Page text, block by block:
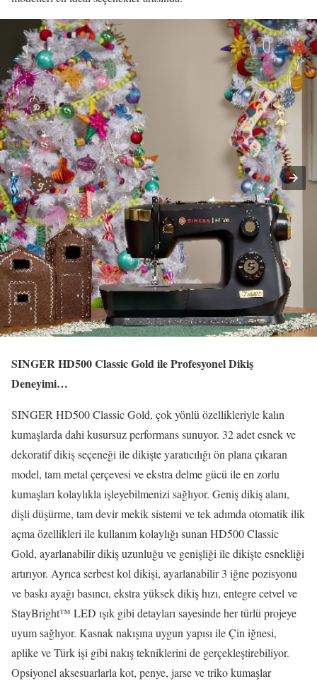
SINGER HD500 Classic Gold ile Profesyonel Dikiş
Deneyimi…
SINGER HD500 Classic Gold, çok yönlü özellikleriyle kalın
kumaşlarda dahi kusursuz performans sunuyor. 32 adet esnek ve
dekoratif dikiş seçeneği ile dikişte yaratıcılığı ön plana çıkaran
model, tam metal çerçevesi ve ekstra delme gücü ile en zorlu
kumaşları kolaylıkla işleyebilmenizi sağlıyor. Geniş dikiş alanı,
dişli düşürme, tam devir mekik sistemi ve tek adımda otomatik ilik
açma özellikleri ile kullanım kolaylığı sunan HD500 Classic
Gold, ayarlanabilir dikiş uzunluğu ve genişliği ile dikişte esnekliği
artırıyor. Ayrıca serbest kol dikişi, ayarlanabilir 3 iğne pozisyonu
ve baskı ayağı basıncı, ekstra yüksek dikiş hızı, entegre cetvel ve
StayBright™ LED ışık gibi detayları sayesinde her türlü projeye
uyum sağlıyor. Kasnak nakışına uygun yapısı ile Çin iğnesi,
aplike ve Türk işi gibi nakış tekniklerini de gerçekleştirebiliyor.
Opsiyonel aksesuarlarla kot, penye, jarse ve triko kumaşlar